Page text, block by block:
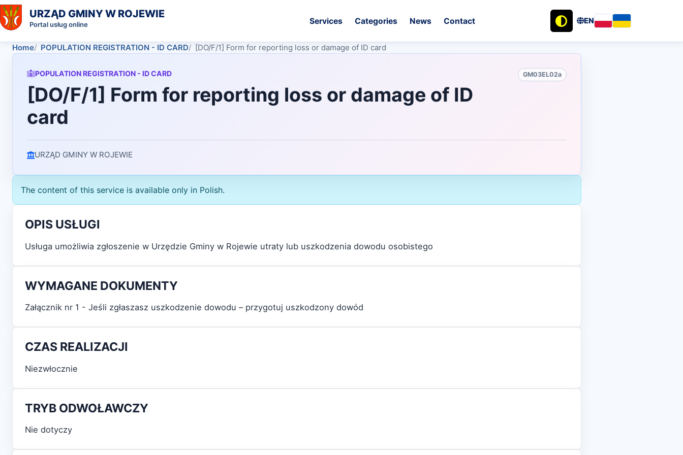
URZĄD GMINY W ROJEWIE
Portal usług online Services Categories News Contact EN
Home POPULATION REGISTRATION - ID CARD [DO/F/1] Form for reporting loss or damage of ID card
POPULATION REGISTRATION - ID CARD GM03EL02a
[DO/F/1] Form for reporting loss or damage of ID
card
URZĄD GMINY W ROJEWIE
The content of this service is available only in Polish.
OPIS USŁUGI
Usługa umożliwia zgłoszenie w Urzędzie Gminy w Rojewie utraty lub uszkodzenia dowodu osobistego
WYMAGANE DOKUMENTY
Załącznik nr 1 - Jeśli zgłaszasz uszkodzenie dowodu – przygotuj uszkodzony dowód
CZAS REALIZACJI
Niezwłocznie
TRYB ODWOŁAWCZY
Nie dotyczy